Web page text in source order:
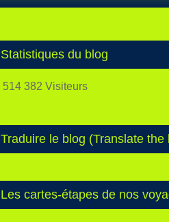
Statistiques du blog
514 382 Visiteurs
Traduire le blog (Translate the
Les cartes-étapes de nos